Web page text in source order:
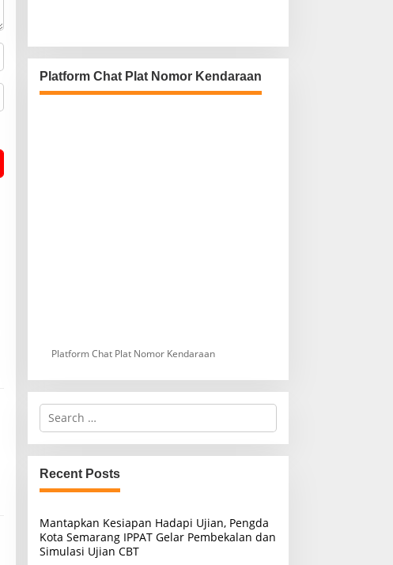
Platform Chat Plat Nomor Kendaraan
Platform Chat Plat Nomor Kendaraan
S
r
c
h
f
r
:
Recent Posts
Mantapkan Kesiapan Hadapi Ujian, Pengda
Kota Semarang IPPAT Gelar Pembekalan dan
Simulasi Ujian CBT